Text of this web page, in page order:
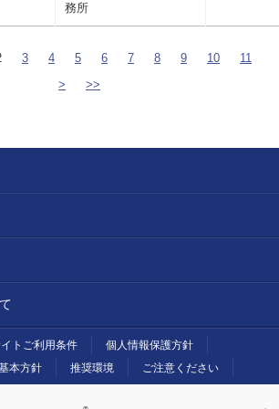
務所
3 4 5 6 7 8 9 10
11
>
>>
トご利用条件
個人情報保護方針
本方針
推奨環境 ご注意ください